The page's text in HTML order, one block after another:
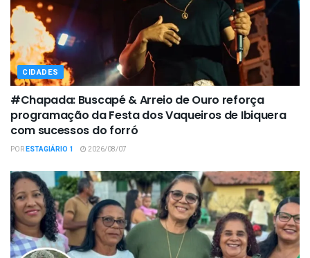
CIDADES
#Chapada: Buscapé & Arreio de Ouro reforça
programação da Festa dos Vaqueiros de Ibiquera
com sucessos do forró
PORESTAGIÁRIO 1 2026/08/07